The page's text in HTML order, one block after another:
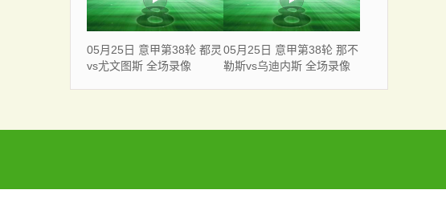
05月25日 意甲第38轮 都灵
vs尤文图斯 全场录像
05月25日 意甲第38轮 那不
勒斯vs乌迪内斯 全场录像